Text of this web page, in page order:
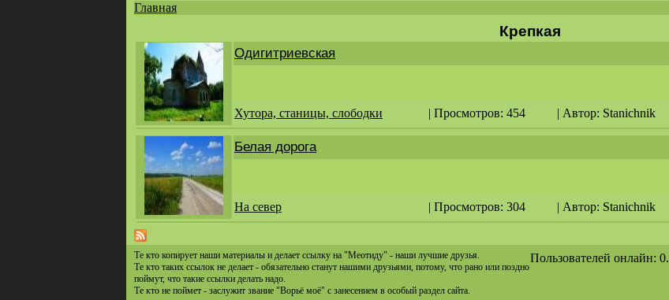
здесь
Главная
Крепкая
Одигитриевская
Хутора, станицы, слободки | Просмотров: 454 | Автор: Stanichnik
Белая дорога
На север | Просмотров: 304 | Автор: Stanichnik
Те кто копирует наши материалы и делает ссылку на "Меотиду" - наши лучшие друзья.
Те кто таких ссылок не делает - обязательно станут нашими друзьями, потому, что рано или поздно
поймут, что такие ссылки делать надо.
Те кто не поймет - заслужит звание "Ворьё моё" с занесением в особый раздел сайта.
Пользователей онлайн: 0.